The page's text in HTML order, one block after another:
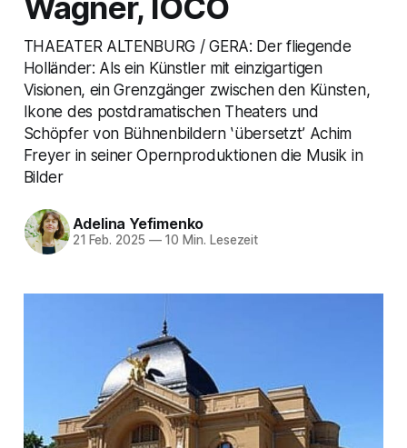
THAEATER ALTENBURG / GERA: Der fliegende
Holländer: Als ein Künstler mit einzigartigen
Visionen, ein Grenzgänger zwischen den Künsten,
Ikone des postdramatischen Theaters und
Schöpfer von Bühnenbildern ʽübersetztʼ Achim
Freyer in seiner Opernproduktionen die Musik in
Bilder
Adelina Yefimenko
21 Feb. 2025 —10 Min. Lesezeit